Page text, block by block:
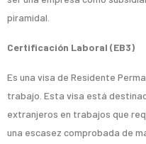
piramidal.
Certificación Laboral (EB3)
Es una visa de Residente
trabajo. Esta visa está
extranjeros en trabajos que
una escasez comprobada de